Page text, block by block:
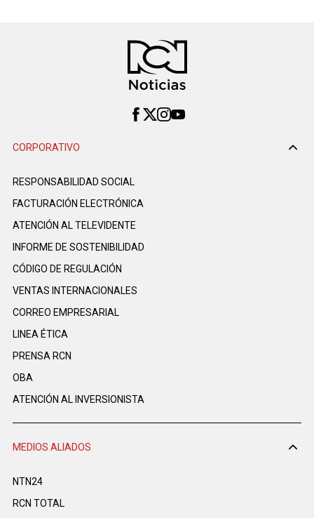
CORPORATIVO
RESPONSABILIDAD SOCIAL
FACTURACIÓN ELECTRÓNICA
ATENCIÓN AL TELEVIDENTE
INFORME DE SOSTENIBILIDAD
CÓDIGO DE REGULACIÓN
VENTAS INTERNACIONALES
CORREO EMPRESARIAL
LINEA ÉTICA
PRENSA RCN
OBA
ATENCIÓN AL INVERSIONISTA
MEDIOS ALIADOS
NTN24
RCN TOTAL